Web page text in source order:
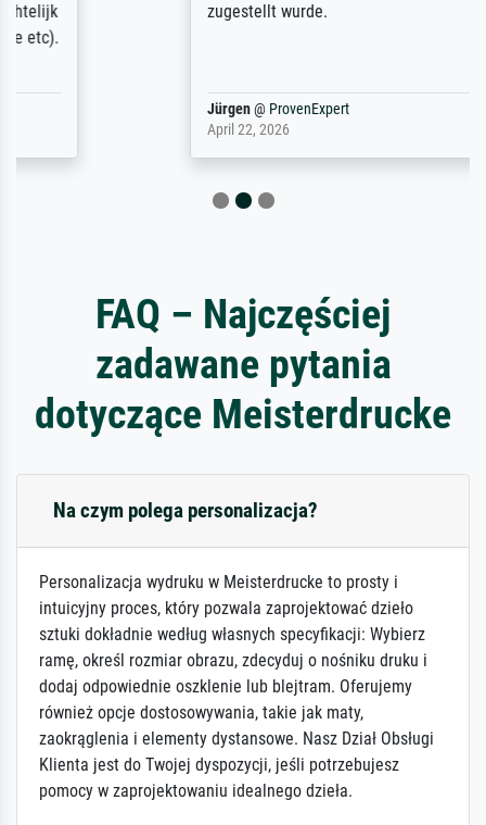
zugestellt wurde.
ProvenExpert
FAQ – Najczęściej
zadawane pytania
dotyczące Meisterdrucke
Na czym polega personalizacja?
Personalizacja wydruku w Meisterdrucke to prosty i
intuicyjny proces, który pozwala zaprojektować dzieło
sztuki dokładnie według własnych specyfikacji: Wybierz
ramę, określ rozmiar obrazu, zdecyduj o nośniku druku i
dodaj odpowiednie oszklenie lub blejtram. Oferujemy
również opcje dostosowywania, takie jak maty,
zaokrąglenia i elementy dystansowe. Nasz Dział Obsługi
Klienta jest do Twojej dyspozycji, jeśli potrzebujesz
pomocy w zaprojektowaniu idealnego dzieła.